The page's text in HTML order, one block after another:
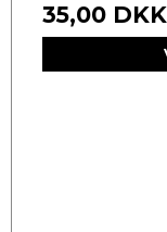
35,00 DKK